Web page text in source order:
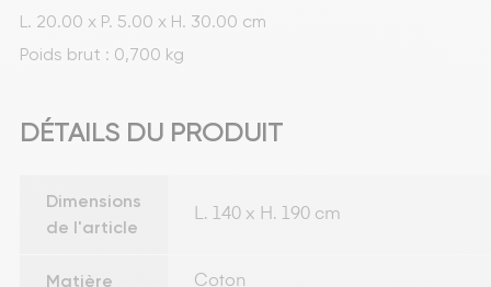
L. 20.00 x P. 5.00 x H. 30.00 cm
Poids brut : 0,700 kg
DÉTAILS DU PRODUIT
Dimensions
de l'article
L. 140 x H. 190 cm
Matière Coton